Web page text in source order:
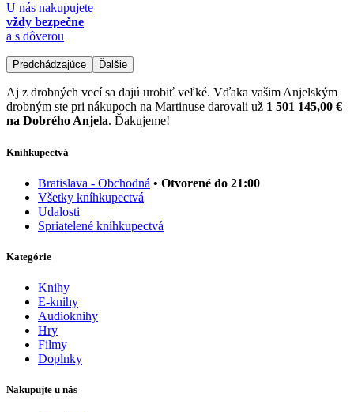
U nás nakupujete
vždy bezpečne
a s dôverou
Predchádzajúce Ďalšie
Aj z drobných vecí sa dajú urobiť veľké. Vďaka vašim Anjelským
drobným ste pri nákupoch na Martinuse darovali už 1 501 145,00 €
na Dobrého Anjela. Ďakujeme!
Kníhkupectvá
Bratislava - Obchodná • Otvorené do 21:00
Všetky kníhkupectvá
Udalosti
Spriatelené kníhkupectvá
Kategórie
Knihy
E-knihy
Audioknihy
Hry
Filmy
Doplnky
Nakupujte u nás